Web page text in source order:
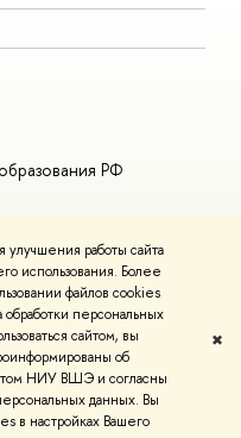
работы сайта
использования. Более
файлов cookies
персональных
сайтом, вы
об
НИУ ВШЭ и согласны
данных. Вы
в настройках Вашего
✖
РФ
Условия
конфиденциальности
вШколе дизайна НИУ